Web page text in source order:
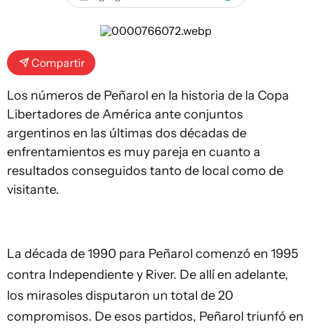
Compartir
Los números de Peñarol en la historia de la Copa
Libertadores de América ante conjuntos
argentinos en las últimas dos décadas de
enfrentamientos es muy pareja en cuanto a
resultados conseguidos tanto de local como de
visitante.
La década de 1990 para Peñarol comenzó en 1995
contra Independiente y River. De allí en adelante,
los mirasoles disputaron un total de 20
compromisos. De esos partidos, Peñarol triunfó en